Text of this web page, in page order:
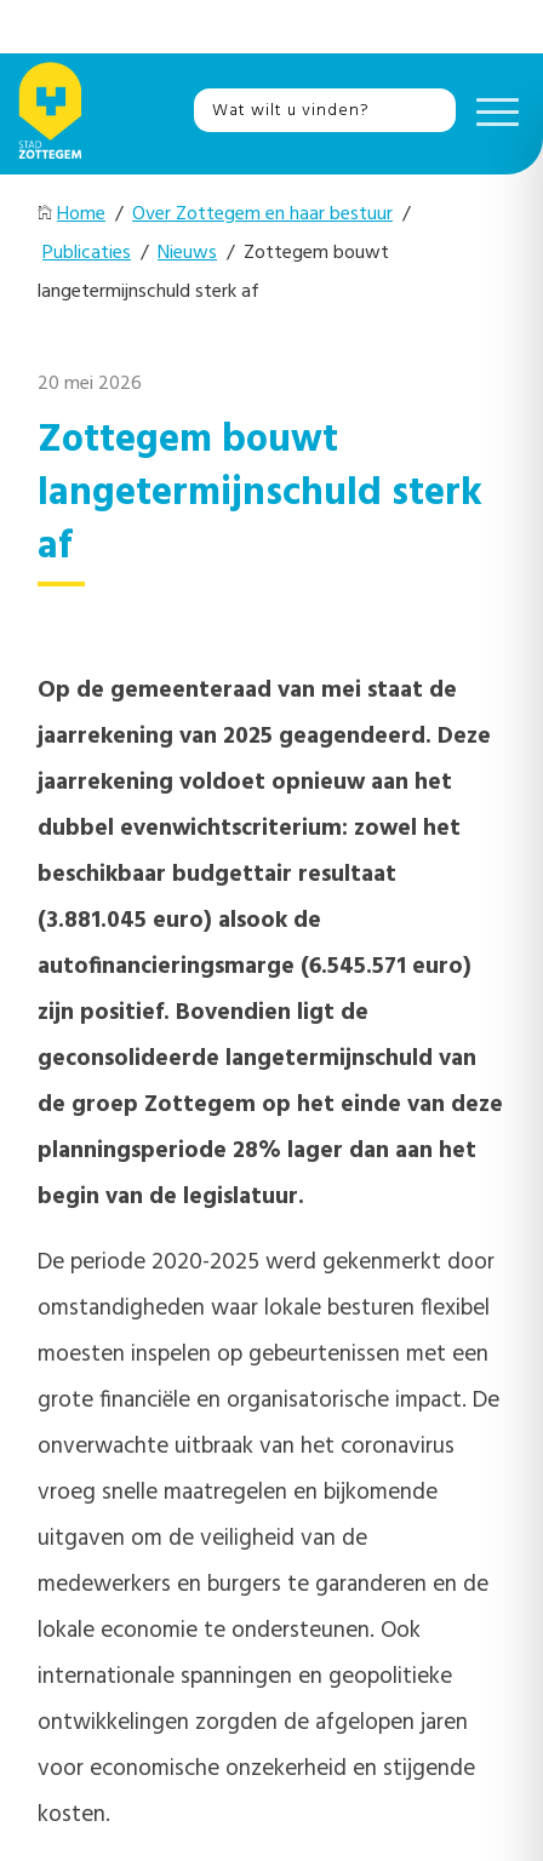
Home / Over Zottegem en haar bestuur /
Publicaties / Nieuws / Zottegem bouwt
langetermijnschuld sterk af
20 mei 2026
Zottegem bouwt
langetermijnschuld sterk
af
Op de gemeenteraad van mei staat de
jaarrekening van 2025 geagendeerd. Deze
jaarrekening voldoet opnieuw aan het
dubbel evenwichtscriterium: zowel het
beschikbaar budgettair resultaat
(3.881.045 euro) alsook de
autofinancieringsmarge (6.545.571 euro)
zijn positief. Bovendien ligt de
geconsolideerde langetermijnschuld van
de groep Zottegem op het einde van deze
planningsperiode 28% lager dan aan het
begin van de legislatuur.
De periode 2020-2025 werd gekenmerkt door
omstandigheden waar lokale besturen flexibel
moesten inspelen op gebeurtenissen met een
grote financiële en organisatorische impact. De
onverwachte uitbraak van het coronavirus
vroeg snelle maatregelen en bijkomende
uitgaven om de veiligheid van de
medewerkers en burgers te garanderen en de
lokale economie te ondersteunen. Ook
internationale spanningen en geopolitieke
ontwikkelingen zorgden de afgelopen jaren
voor economische onzekerheid en stijgende
kosten.